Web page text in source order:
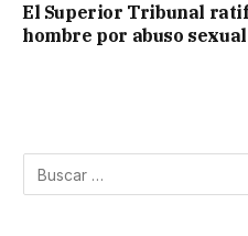
El Superior Tribunal
hombre por abuso sexual